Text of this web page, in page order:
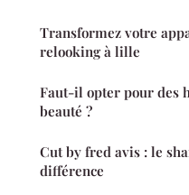
Transformez votre
relooking à lille
Faut-il opter pour des
beauté ?
Cut by fred avis : le
différence